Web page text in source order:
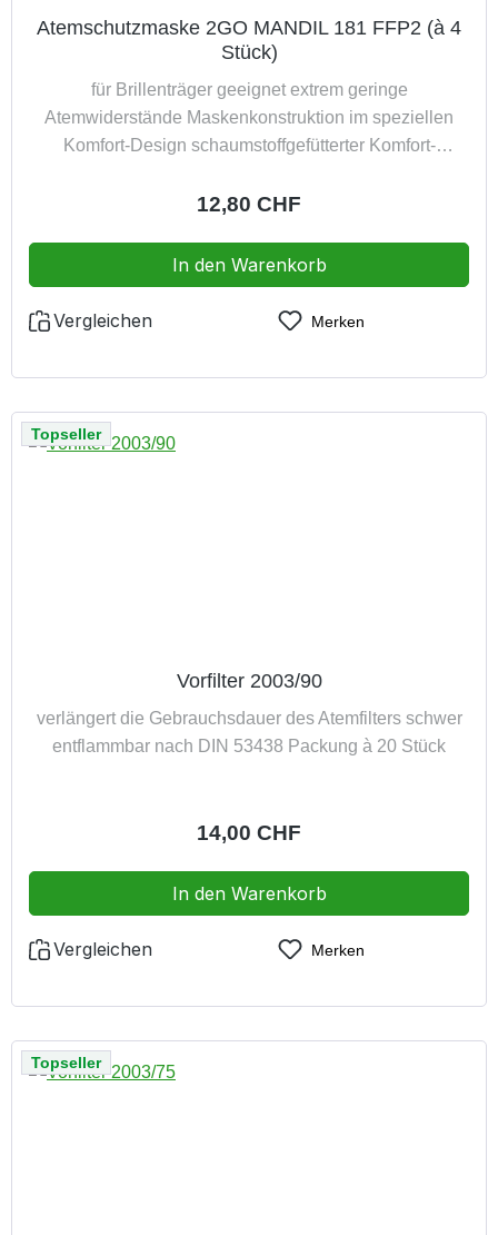
Atemschutzmaske 2GO MANDIL 181 FFP2 (à 4
Stück)
für Brillenträger geeignet extrem geringe
Atemwiderstände Maskenkonstruktion im speziellen
Komfort-Design schaumstoffgefütterter Komfort-
Sicherheitsbänderung platzsparend da Faltmöglichkeit
ebenfalls zertifiziert nach 2016/425 FFP2 hygienisch im
Polybeutel verpackt Packung à 4 Stück
Regulärer Preis:
12,80 CHF
In den Warenkorb
Vergleichen Merken
Topseller
Vorfilter 2003/90
verlängert die Gebrauchsdauer des Atemfilters schwer
entflammbar nach DIN 53438 Packung à 20 Stück
Regulärer Preis:
14,00 CHF
In den Warenkorb
Vergleichen Merken
Topseller